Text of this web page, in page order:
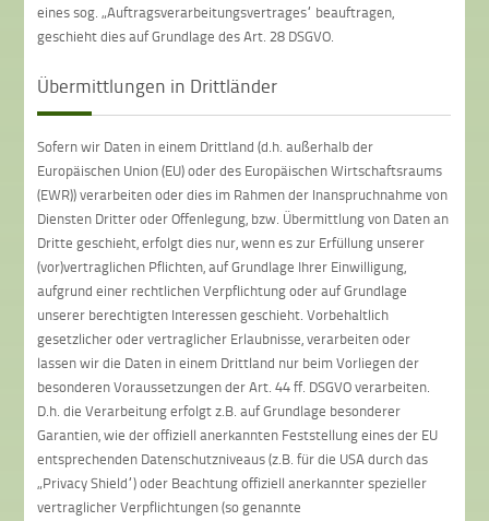
eines sog. „Auftragsverarbeitungsvertrages“ beauftragen,
geschieht dies auf Grundlage des Art. 28 DSGVO.
Übermittlungen in Drittländer
Sofern wir Daten in einem Drittland (d.h. außerhalb der
Europäischen Union (EU) oder des Europäischen Wirtschaftsraums
(EWR)) verarbeiten oder dies im Rahmen der Inanspruchnahme von
Diensten Dritter oder Offenlegung, bzw. Übermittlung von Daten an
Dritte geschieht, erfolgt dies nur, wenn es zur Erfüllung unserer
(vor)vertraglichen Pflichten, auf Grundlage Ihrer Einwilligung,
aufgrund einer rechtlichen Verpflichtung oder auf Grundlage
unserer berechtigten Interessen geschieht. Vorbehaltlich
gesetzlicher oder vertraglicher Erlaubnisse, verarbeiten oder
lassen wir die Daten in einem Drittland nur beim Vorliegen der
besonderen Voraussetzungen der Art. 44 ff. DSGVO verarbeiten.
D.h. die Verarbeitung erfolgt z.B. auf Grundlage besonderer
Garantien, wie der offiziell anerkannten Feststellung eines der EU
entsprechenden Datenschutzniveaus (z.B. für die USA durch das
„Privacy Shield“) oder Beachtung offiziell anerkannter spezieller
vertraglicher Verpflichtungen (so genannte